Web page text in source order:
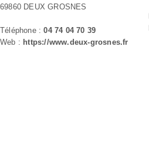
69860 DEUX GROSNES
Téléphone :04 74 04 70 39
Web : https://www.deux-grosnes.fr